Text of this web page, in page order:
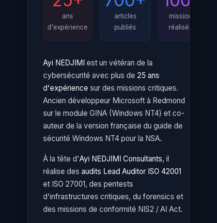
ans
d'expérience
articles
publiés
missions
réalisées
Ayi NEDJIMI est un vétéran de la
cybersécurité avec plus de 25 ans
d'expérience sur des missions critiques.
Ancien développeur Microsoft à Redmond
sur le module GINA (Windows NT4) et co-
auteur de la version française du guide de
sécurité Windows NT4 pour la NSA.
À la tête d'Ayi NEDJIMI Consultants, il
réalise des audits Lead Auditor ISO 42001
et ISO 27001, des pentests
d'infrastructures critiques, du forensics et
des missions de conformité NIS2 / AI Act.